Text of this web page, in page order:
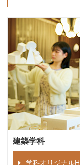
建築学科
学科オリジナル